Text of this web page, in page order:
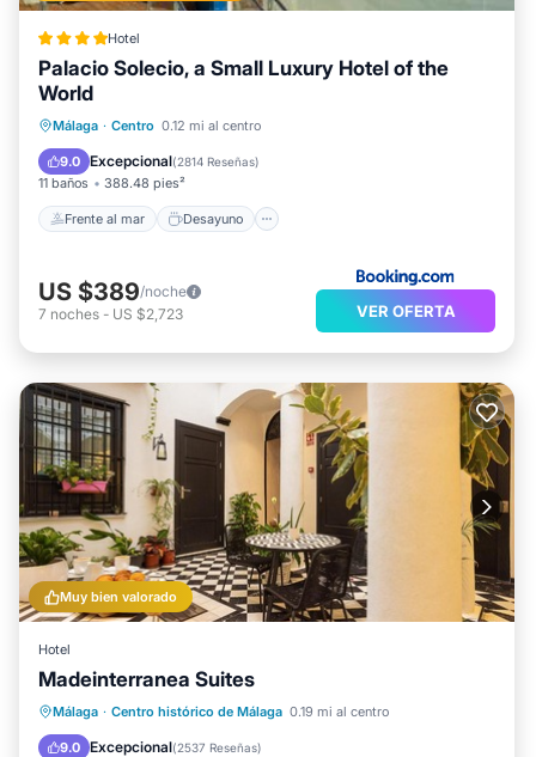
Hotel
Palacio Solecio, a Small Luxury Hotel of the
World
Málaga · Centro 0.12 mi al centro
9.0 Excepcional(2814 Reseñas)
11 baños 388.48 pies²
Frente al mar Desayuno
Frente al mar
Desayuno
Aparcamiento
Piscina
US $389/noche
7 noches - US $2,723 VER OFERTA
Muy bien valorado
Hotel
Madeinterranea Suites
Málaga · Centro histórico de Málaga 0.19 mi al centro
9.0 Excepcional(2537 Reseñas)
Aparcamiento
Balcón/Terraza
Cocina
Aire acondicionado